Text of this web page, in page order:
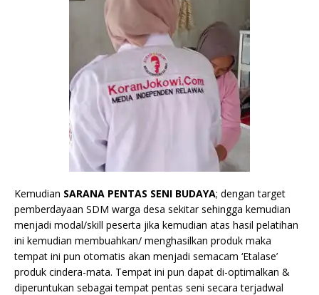
Kemudian SARANA PENTAS SENI BUDAYA; dengan target
pemberdayaan SDM warga desa sekitar sehingga kemudian
menjadi modal/skill peserta jika kemudian atas hasil pelatihan
ini kemudian membuahkan/ menghasilkan produk maka
tempat ini pun otomatis akan menjadi semacam ‘Etalase’
produk cindera-mata. Tempat ini pun dapat di-optimalkan &
diperuntukan sebagai tempat pentas seni secara terjadwal